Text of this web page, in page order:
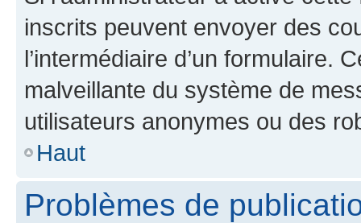
inscrits peuvent envoyer des
l’intermédiaire d’un formulaire.
malveillante du système de
utilisateurs anonymes ou des
Haut
Problèmes de